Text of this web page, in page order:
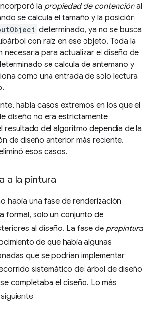
la propiedad de contenciónal
se calcula el tamaño y la posición
determinado, ya no se busca
con raíz en ese objeto. Toda la
necesaria para actualizar el diseño de
se calcula de antemano y
como una entrada de solo lectura
había casos extremos en los que el
diseño no era estrictamente
resultado del algoritmo dependía de la
de diseño anterior más reciente.
esos casos.
a la pintura
había una fase de renderización
formal, solo un conjunto de
al diseño. La fase de prepintura
de que había algunas
que se podrían implementar
sistemático del árbol de diseño
completaba el diseño. Lo más